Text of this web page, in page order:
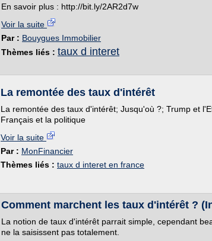
En savoir plus : http://bit.ly/2AR2d7w
Voir la suite
Par : Bouygues Immobilier
Thèmes liés : taux d interet
La remontée des taux d'intérêt
La remontée des taux d'intérêt; Jusqu'où ?; Trump et
Français et la politique
Voir la suite
Par : MonFinancier
Thèmes liés : taux d interet en france
Comment marchent les taux d'intérêt ?
La notion de taux d'intérêt parrait simple, cependant
ne la saisissent pas totalement.